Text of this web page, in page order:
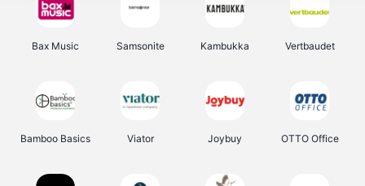
Bax Music Samsonite Kambukka Vertbaudet
Bamboo Basics Viator Joybuy OTTO Office